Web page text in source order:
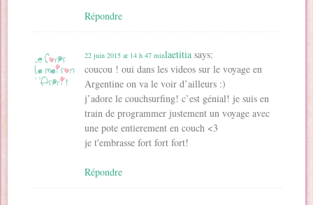
Répondre
laetitia says:
22 juin 2015 at 14 h 47 min
coucou ! oui dans les videos sur le voyage en
Argentine on va le voir d’ailleurs :)
j’adore le couchsurfing! c’est génial! je suis en
train de programmer justement un voyage avec
une pote entierement en couch <3
je t'embrasse fort fort fort!
Répondre